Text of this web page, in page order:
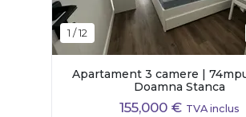
1 /12
Apartament 3 camere |
Doamna Stanca
155,000 € TVA inclus